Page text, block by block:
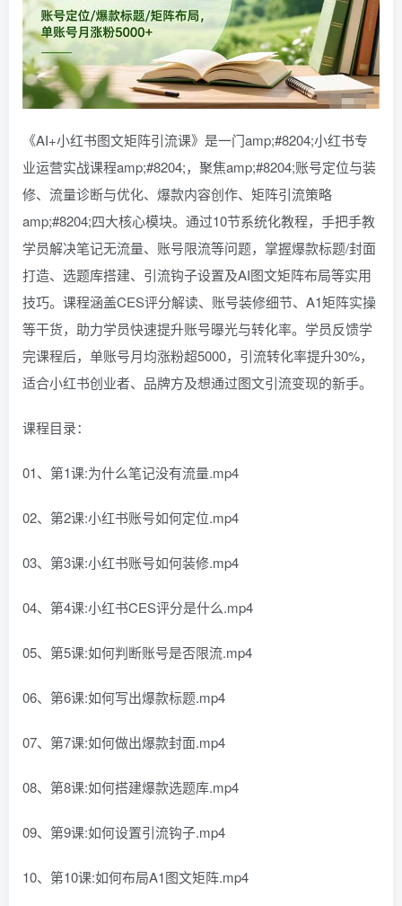
《AI+小红书图文矩阵引流课》是一门amp;#8204;小红书专
业运营实战课程amp;#8204;，聚焦amp;#8204;账号定位与装
修、流量诊断与优化、爆款内容创作、矩阵引流策略
amp;#8204;四大核心模块。通过10节系统化教程，手把手教
学员解决笔记无流量、账号限流等问题，掌握爆款标题/封面
打造、选题库搭建、引流钩子设置及AI图文矩阵布局等实用
技巧。课程涵盖CES评分解读、账号装修细节、A1矩阵实操
等干货，助力学员快速提升账号曝光与转化率。学员反馈学
完课程后，单账号月均涨粉超5000，引流转化率提升30%，
适合小红书创业者、品牌方及想通过图文引流变现的新手。
课程目录：
01、第1课:为什么笔记没有流量.mp4
02、第2课:小红书账号如何定位.mp4
03、第3课:小红书账号如何装修.mp4
04、第4课:小红书CES评分是什么.mp4
05、第5课:如何判断账号是否限流.mp4
06、第6课:如何写出爆款标题.mp4
07、第7课:如何做出爆款封面.mp4
08、第8课:如何搭建爆款选题库.mp4
09、第9课:如何设置引流钩子.mp4
10、第10课:如何布局A1图文矩阵.mp4